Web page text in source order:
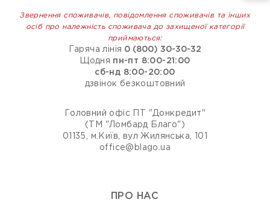
Звернення споживачів, повідомлення споживачів та інших
осіб про належність споживача до захищеної категорії
приймаються:
Гаряча лінія 0 (800) 30-30-32
Щодня пн-пт 8:00-21:00
сб-нд 8:00-20:00
дзвінок безкоштовний
Головний офіс ПТ "Донкредит"
(ТМ "Ломбард Благо")
01135, м.Київ, вул Жилянська, 101
office@blago.ua
ПРО НАС